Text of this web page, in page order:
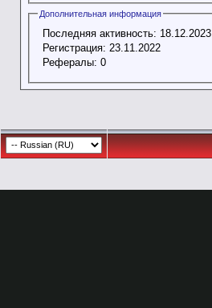
Дополнительная информация
Последняя активность: 18.12.2023
Регистрация: 23.11.2022
Рефералы: 0